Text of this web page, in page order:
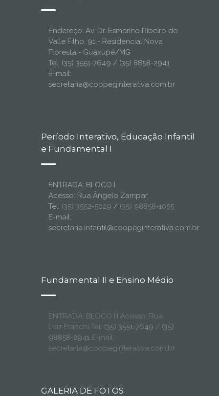
Endereço: Av. Dr. Esmerino Ribeiro do
Valle Filho, 91 - Residencial Nova
Floresta - Guaxupé/MG
Tel: (35) 3551-7649 / (35) 8858-2941
E-mail:
secretaria@coopeginterativa.com.br
Período Interativo, Educação Infantil
e Fundamental I
ENTRADA: BLOCO I
Acesso: Rua Ângelo Zampar
Tel: (35) 3552-5029 / (35) 98858-1055
E-mail:
secretaria.infantil@coopeginterativa.com.br
Fundamental II e Ensino Médio
ENTRADA: BLOCO III Acesso: Rua
Luiz Franchi Tel: (35) 3551-7649 / (35)
98858-2941 E-mail:
secretaria@coopeginterativa.com.br
GALERIA DE FOTOS